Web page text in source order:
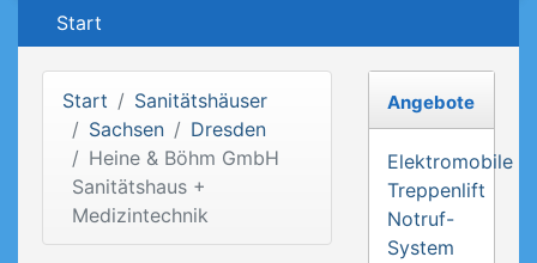
Start
Start
Sanitätshäuser
Sachsen
Dresden
Heine & Böhm GmbH
Sanitätshaus +
Medizintechnik
Angebote
Elektromobile
Treppenlift
Notruf-
System